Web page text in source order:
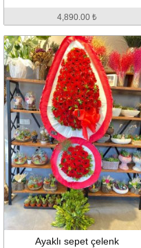
4,890.00 ₺
Ayaklı sepet çelenk